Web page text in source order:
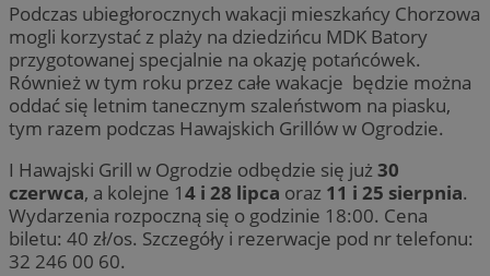
Podczas ubiegłorocznych wakacji mieszkańcy Chorzowa
mogli korzystać z plaży na dziedzińcu MDK Batory
przygotowanej specjalnie na okazję potańcówek.
Również w tym roku przez całe wakacje będzie można
oddać się letnim tanecznym szaleństwom na piasku,
tym razem podczas Hawajskich Grillów w Ogrodzie.
I Hawajski Grill w Ogrodzie odbędzie się już30
czerwca, a kolejne 14 i 28 lipca oraz 11 i 25 sierpnia.
Wydarzenia rozpoczną się o godzinie 18:00. Cena
biletu: 40 zł/os. Szczegóły i rezerwacje pod nr telefonu:
32 246 00 60.